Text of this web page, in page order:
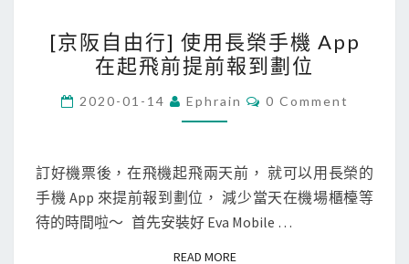
京
阪
自
由
]
使
用
[京阪自由行] 使用長榮手機 App
在起飛前提前報到劃位
2020-01-14 Ephrain
C
N
S
0 Comment
訂好機票後，在飛機起飛兩天前， 就可以用長榮的
手機 App 來提前報到劃位， 減少當天在機場櫃檯等
待的時間啦～ 首先安裝好 Eva Mobile …
READ MOREREAD MORE